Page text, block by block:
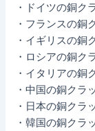
・ドイツの銅ク
・フランスの銅
・イギリスの銅
・ロシアの銅ク
・イタリアの銅
・中国の銅クラ
・日本の銅クラ
・韓国の銅クラ